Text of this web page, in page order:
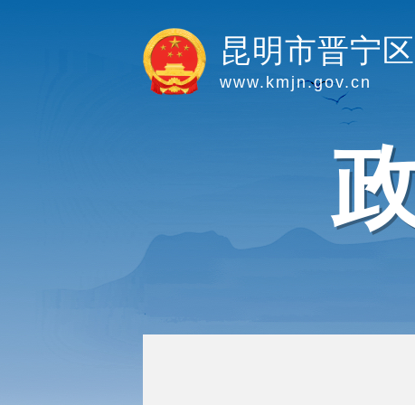
昆明市晋宁
www.kmjn.gov.cn